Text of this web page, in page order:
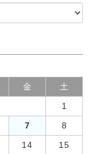
金 土
1
7 8
14 15